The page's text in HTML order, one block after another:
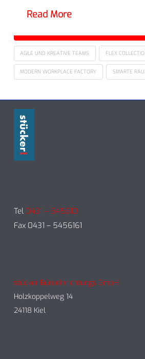
Read More
AGILE UND KREATIVE TEAMS FLEX
MODERN WORKPLACE FACTORY SMARTE
Tel 0431 – 545610
Fax 0431 – 5456161
stücker Büroeinrichtungs GmbH
Holzkoppelweg 14
24118 Kiel